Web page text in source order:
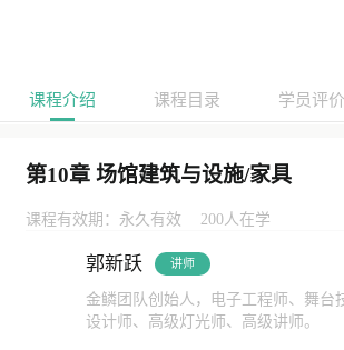
课程介绍 课程目录 学员评价
第10章 场馆建筑与设施/家具
课程有效期：永久有效 200人在学
郭新跃 讲师
金鳞团队创始人，电子工程师、舞台
设计师、高级灯光师、高级讲师。